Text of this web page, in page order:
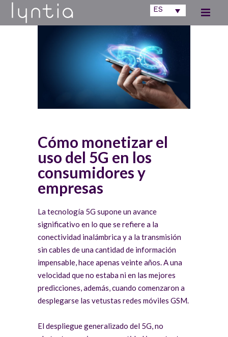
ES
Cómo monetizar el
uso del 5G en los
consumidores y
empresas
La tecnología 5G supone un avance
significativo en lo que se refiere a la
conectividad inalámbrica y a la transmisión
sin cables de una cantidad de información
impensable, hace apenas veinte años. A una
velocidad que no estaba ni en las mejores
predicciones, además, cuando comenzaron a
desplegarse las vetustas redes móviles GSM.
El despliegue generalizado del 5G, no